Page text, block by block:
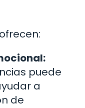
puede
a
de